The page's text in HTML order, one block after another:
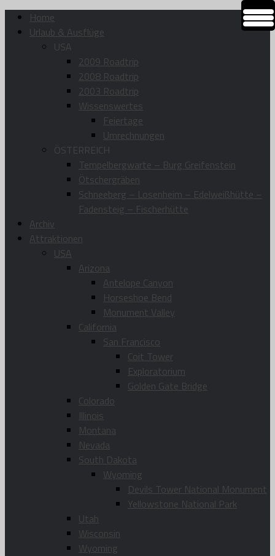
Home
Urlaub & Ausflüge
USA
2009 Roadtrip
2008 Roadtrip
2003 Roadtrip
Wissenswertes
Feiertage
Umrechnungen
ÖSTERREICH
Tempelbergwarte – Burg Greifenstein
Ötschergräben
Schneeberg – Losenheim – Edelweißhütte –
Fadensteig – Fischerhütte
Archiv
Attraktionen
USA
Arizona
Antelope Canyon
Horseshoe Bend
Monument Valley
California
San Francisco
Coit Tower
Exploratorium
Golden Gate Bridge
Colorado
Illinois
Montana
Nevada
South Dakota
Wyoming
Devils Tower National Monument
Yellowstone National Park
Utah
Wisconsin
Wyoming